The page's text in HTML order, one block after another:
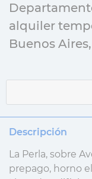
alquiler
Buenos
Descripción
La Perla, sobre
prepago, horno